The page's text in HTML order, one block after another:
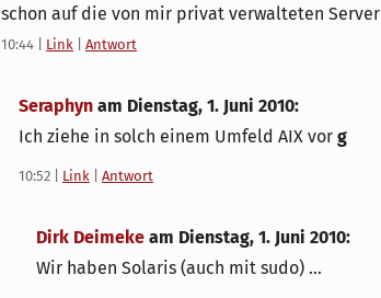
schon auf die von mir privat verwalteten Server
10:44 Link Antwort
Seraphyn am Dienstag, 1. Juni 2010:
Ich ziehe in solch einem Umfeld AIX vor g
10:52 Link Antwort
Dirk Deimeke am Dienstag, 1. Juni 2010:
Wir haben Solaris (auch mit sudo) ...